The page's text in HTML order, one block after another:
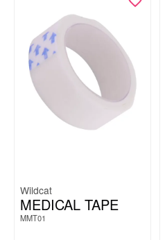
Wildcat
MEDICAL TAPE
MMT01